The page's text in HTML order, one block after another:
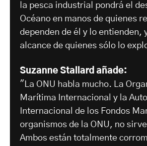
la pesca industrial pondrá el
Océano en manos de quienes
dependen de él y lo entienden,
alcance de quienes sólo lo
Suzanne Stallard añade:
"La ONU habla mucho. La
Marítima Internacional y la
Internacional de los Fondos
organismos de la ONU, no
Ambos están totalmente